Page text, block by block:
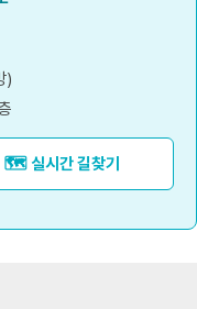
)
🗺️ 실시간 길찾기